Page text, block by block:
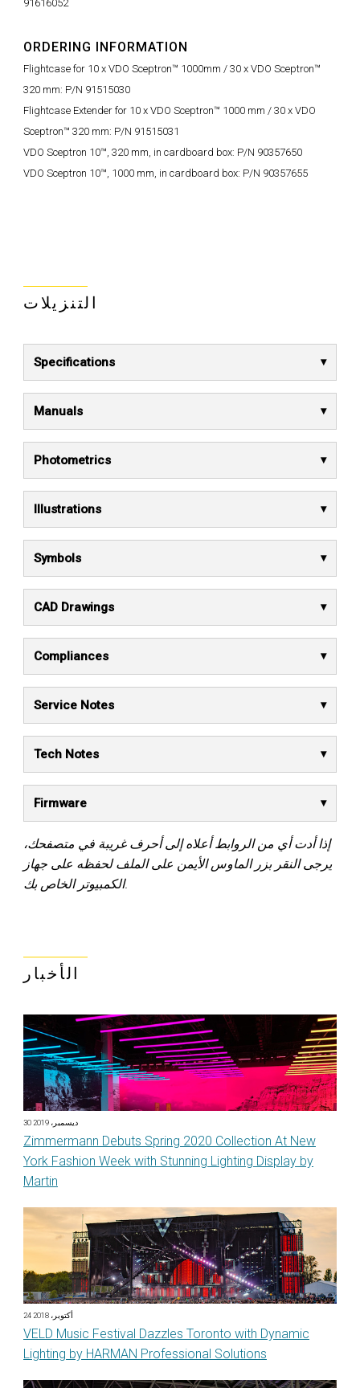
91616052
ORDERING INFORMATION
Flightcase for 10 x VDO Sceptron™ 1000mm / 30 x VDO Sceptron™
320 mm: P/N 91515030
Flightcase Extender for 10 x VDO Sceptron™ 1000 mm / 30 x VDO
Sceptron™ 320 mm: P/N 91515031
VDO Sceptron 10™, 320 mm, in cardboard box: P/N 90357650
VDO Sceptron 10™, 1000 mm, in cardboard box: P/N 90357655
التنزيلات
Specifications
Manuals
Photometrics
Illustrations
Symbols
CAD Drawings
Compliances
Service Notes
Tech Notes
Firmware
إذا أدت أي من الروابط أعلاه إلى أحرف غريبة في متصفحك،
يرجى النقر بزر الماوس الأيمن على الملف لحفظه على جهاز
الكمبيوتر الخاص بك.
الأخبار
30 ديسمبر، 2019
Zimmermann Debuts Spring 2020 Collection At New
York Fashion Week with Stunning Lighting Display by
Martin
24 أكتوبر، 2018
VELD Music Festival Dazzles Toronto with Dynamic
Lighting by HARMAN Professional Solutions